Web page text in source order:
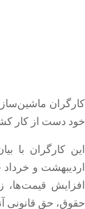
خود دست از کار
این کارگران با
افزایش قیمت‌ها،
حقوق، حق قانونی